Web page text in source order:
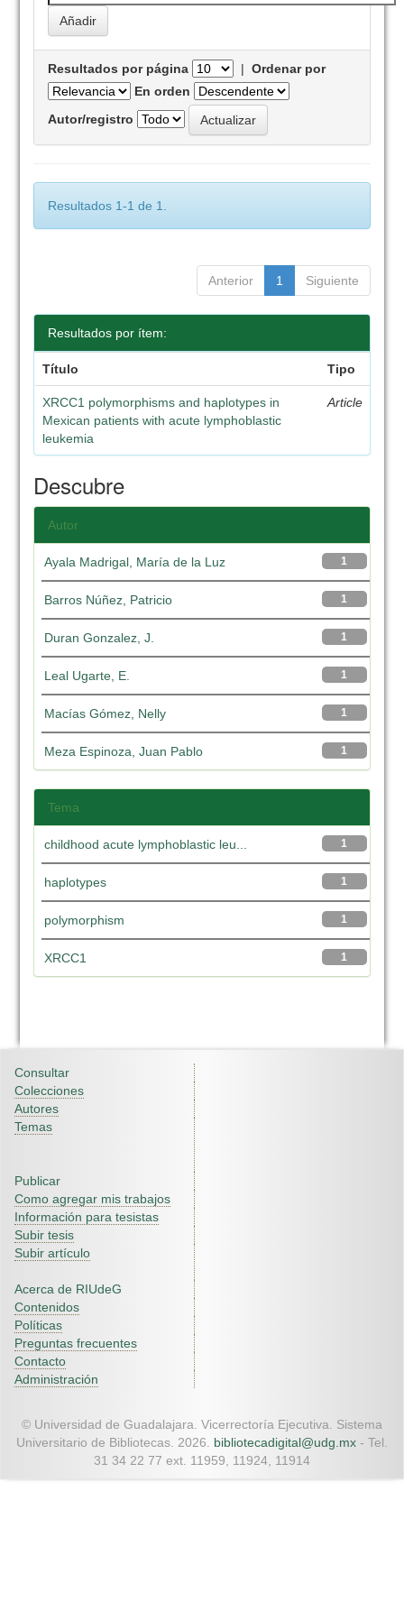
Resultados por página |Ordenar por
En orden
Autor/registro
Resultados 1-1 de 1.
Anterior 1 Siguiente
Resultados por ítem:
Título Tipo
XRCC1 polymorphisms and haplotypes in
Mexican patients with acute lymphoblastic
leukemia
Article
Descubre
Autor
1
Ayala Madrigal, María de la Luz
1
Barros Núñez, Patricio
1
Duran Gonzalez, J.
1
Leal Ugarte, E.
1
Macías Gómez, Nelly
1
Meza Espinoza, Juan Pablo
Tema
1
childhood acute lymphoblastic leu...
1
haplotypes
1
polymorphism
1
XRCC1
Consultar
Colecciones
Autores
Temas
Publicar
Como agregar mis trabajos
Información para tesistas
Subir tesis
Subir artículo
Acerca de RIUdeG
Contenidos
Políticas
Preguntas frecuentes
Contacto
Administración
© Universidad de Guadalajara. Vicerrectoría Ejecutiva. Sistema
Universitario de Bibliotecas. 2026. bibliotecadigital@udg.mx - Tel.
31 34 22 77 ext. 11959, 11924, 11914